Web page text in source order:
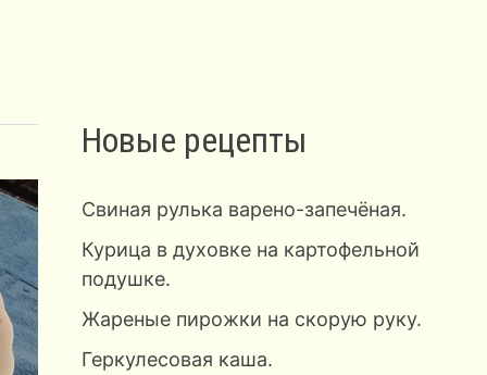
Новые рецепты
Свиная рулька варено-запечёная.
Курица в духовке на картофельной
подушке.
Жареные пирожки на скорую руку.
Геркулесовая каша.